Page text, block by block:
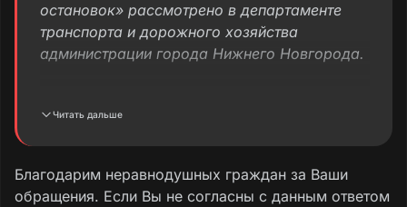
остановок» рассмотрено в департаменте
транспорта и дорожного хозяйства
администрации города Нижнего Новгорода.
концессионное соглашение с ПАО
павильона.
Читать дальше
Благодарим неравнодушных граждан за Ваши
обращения. Если Вы не согласны с данным ответом